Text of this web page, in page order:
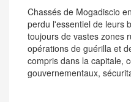
Chassés de Mogadiscio
perdu l'essentiel de leurs
toujours de vastes zones
opérations de guérilla et
compris dans la capitale,
gouvernementaux,